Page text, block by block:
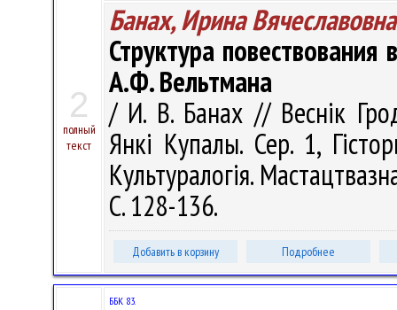
2
полный
текст
Банах, Ирина Вячеславовна
Структура
А.Ф. Вельтмана
/ И. В. Банах // Веснік
Янкі Купалы. Сер. 1,
Культуралогія.
С. 128-136.
Добавить в корзину Подробнее
ББК 83.